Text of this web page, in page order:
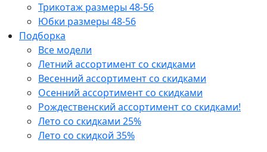
Трикотаж размеры 48-56
Юбки размеры 48-56
Подборка
Все модели
Летний ассортимент со скидками
Весенний ассортимент со скидками
Осенний ассортимент со скидками
Рождественский ассортимент со скидками!
Лето со скидками 25%
Лето со скидкой 35%